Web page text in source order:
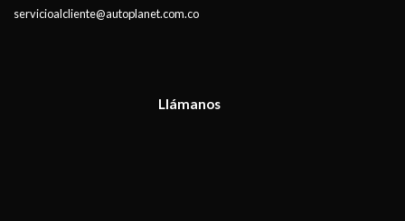
servicioalcliente@autoplanet.com.co
Llámanos